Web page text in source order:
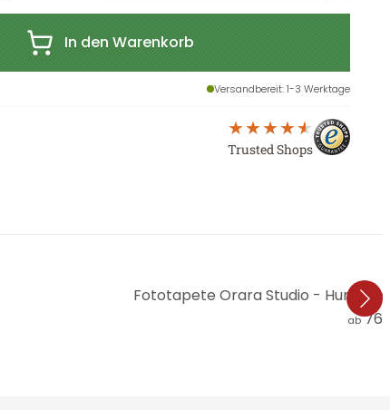
In den Warenkorb
Versandbereit: 1-3 Werktage
Trusted Shops
Fototapete Orara Studio -
ab